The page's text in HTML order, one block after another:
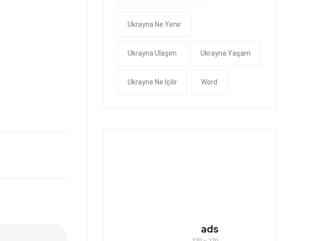
Ukrayna Ne Yenir
Ukrayna Ulaşım Ukrayna Yaşam
Ukrayne Ne Içilir Word